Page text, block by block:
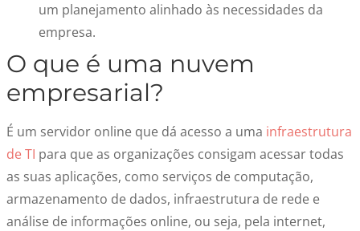
um planejamento alinhado às necessidades da
empresa.
O que é uma nuvem
empresarial?
É um servidor online que dá acesso a uma infraestrutura
de TI para queas organizações consigam acessar todas
as suas aplicações, como serviços de computação,
armazenamento de dados, infraestrutura de rede e
análise de informações online, ou seja, pela internet,